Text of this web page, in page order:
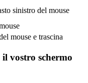
sinistro del mouse
mouse e trascina
vostro schermo